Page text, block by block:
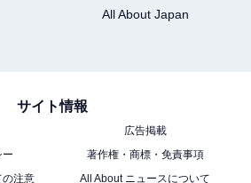
All About Japan
サイト情報
広告掲載
ー
著作権・商標・免責事項
の注意
All About ニュースについて